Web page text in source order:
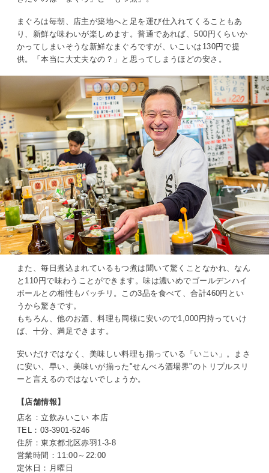
まぐろは毎朝、店主が築地へと足を運び仕入れてくることもあ
り、新鮮な味わいが楽しめます。普通であれば、500円くらいか
かってしまいそうな新鮮なまぐろですが、いこいは130円で提
供。「本当に大丈夫なの？」と思ってしまうほどの安さ。
また、毎日煮込まれているもつ煮は聞いて驚くことなかれ、なん
と110円で味わうことができます。味は濃いめでゴールデンハイ
ボールとの相性もバッチリ。この3品を食べて、合計460円とい
うから驚きです。
もちろん、他のお酒、料理も同様に安いので1,000円持っていけ
ば、十分、満足できます。
安いだけではなく、美味しい料理も揃っている「いこい」。まさ
に安い、早い、美味いが揃った"せんべろ酒場界"のトリプルスリ
ーと言えるのではないでしょうか。
【店舗情報】
店名：立飲みいこい 本店
TEL：03-3901-5246
住所：東京都北区赤羽1-3-8
営業時間：11:00～22:00
定休日：月曜日